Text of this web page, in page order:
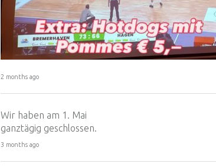
2 months ago
Wir haben am 1. Mai
ganztägig geschlossen.
3 months ago